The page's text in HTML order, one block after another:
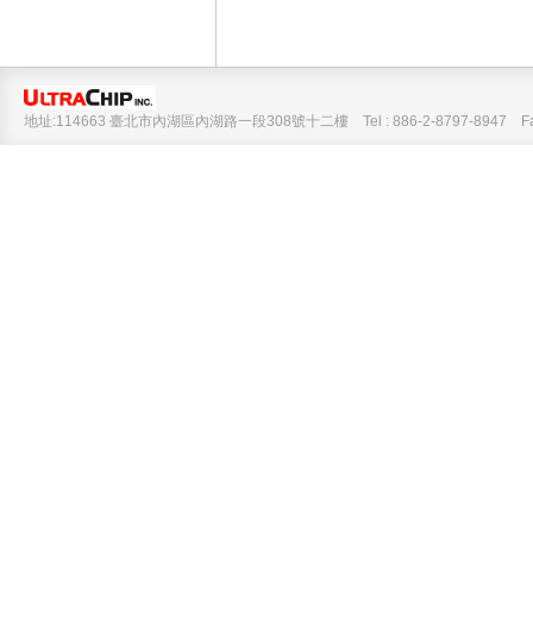
地址:114663 臺北市內湖區內湖路一段308號十二樓 Tel : 886-2-8797-8947